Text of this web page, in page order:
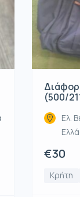
(500/
Ελ.
€30
Κρήτη